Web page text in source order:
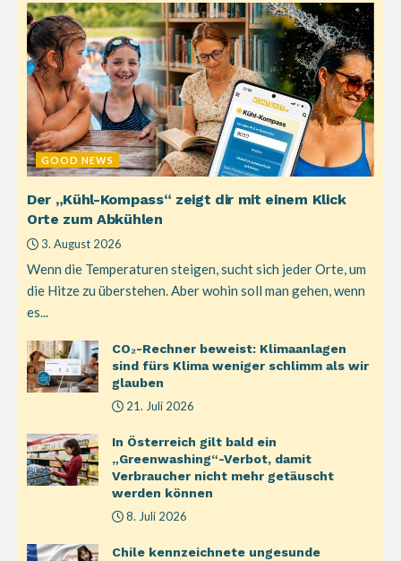
GOOD NEWS
Der „Kühl-Kompass“ zeigt dir mit einem Klick
Orte zum Abkühlen
3. August 2026
Wenn die Temperaturen steigen, sucht sich jeder Orte, um
die Hitze zu überstehen. Aber wohin soll man gehen, wenn
es...
CO₂-Rechner beweist: Klimaanlagen
sind fürs Klima weniger schlimm als wir
glauben
21. Juli 2026
In Österreich gilt bald ein
„Greenwashing“-Verbot, damit
Verbraucher nicht mehr getäuscht
werden können
8. Juli 2026
Chile kennzeichnete ungesunde